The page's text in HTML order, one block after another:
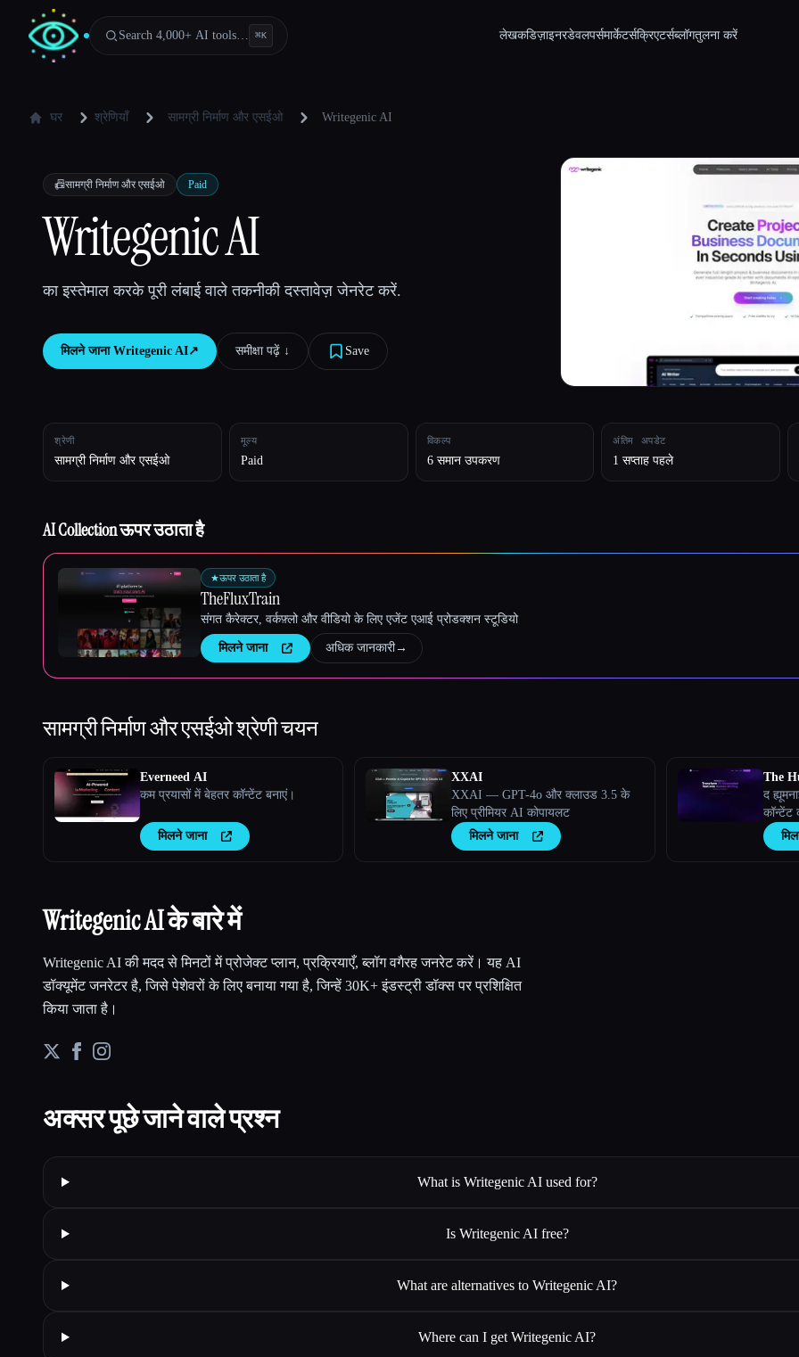
Search 4,000+ AI tools… ⌘K लेखकडिज़ाइनरडेवलपर्समार्केटर्सक्रिएटर्सब्लॉगतुलना करें
घर श्रेणियाँ सामग्री निर्माण और एसईओ Writegenic AI
📠सामग्री निर्माण और एसईओ Paid
Writegenic AI
का इस्तेमाल करके पूरी लंबाई वाले तकनीकी दस्तावेज़ जेनरेट करें.
मिलने जाना Writegenic AI↗︎ समीक्षा पढ़ें ↓︎ Save
श्रेणी
सामग्री निर्माण और एसईओ
मूल्य
Paid
विकल्प
6 समान उपकरण
अंतिम अपडेट
1 सप्ताह पहले
AI Collection ऊपर उठाता है
★ऊपर उठाता है
TheFluxTrain
संगत कैरेक्टर, वर्कफ़्लो और वीडियो के लिए एजेंट एआई प्रोडक्शन स्टूडियो
मिलने जाना अधिक जानकारी→
सामग्री निर्माण और एसईओश्रेणी चयन
Everneed AI
कम प्रयासों में बेहतर कॉन्टेंट बनाएं।
मिलने जाना
XXAI
XXAI — GPT-4o और क्लाउड 3.5 के
लिए प्रीमियर AI कोपायलट
मिलने जाना
The
द
कॉन्टेंट
Writegenic AI के बारे में
Writegenic AI की मदद से मिनटों में प्रोजेक्ट प्लान, प्रक्रियाएँ, ब्लॉग वगैरह जनरेट करें। यह AI
डॉक्यूमेंट जनरेटर है, जिसे पेशेवरों के लिए बनाया गया है, जिन्हें 30K+ इंडस्ट्री डॉक्स पर प्रशिक्षित
किया जाता है।
अक्सर पूछे जाने वाले प्रश्न
What is Writegenic AI used for?
Is Writegenic AI free?
What are alternatives to Writegenic AI?
Where can I get Writegenic AI?